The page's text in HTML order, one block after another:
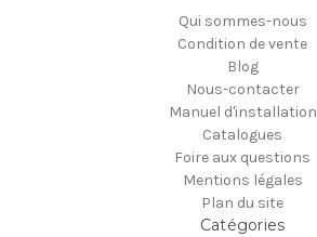
Qui sommes-nous
Condition de vente
Blog
Nous-contacter
Manuel d'installation
Catalogues
Foire aux questions
Mentions légales
Plan du site
Catégories